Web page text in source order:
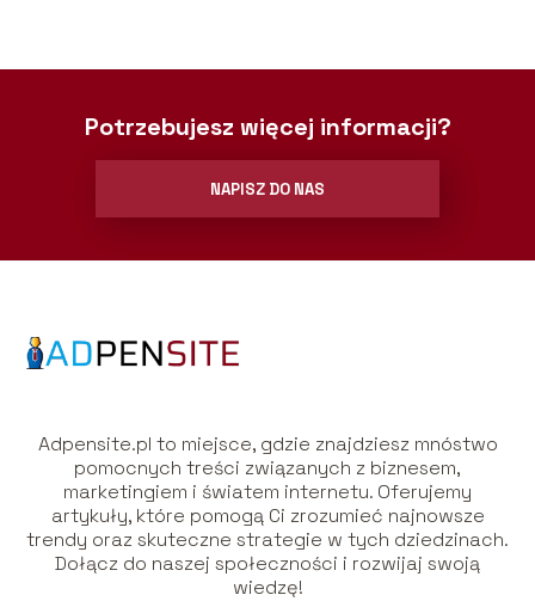
Potrzebujesz więcej informacji?
NAPISZ DO NAS
Adpensite.pl to miejsce, gdzie znajdziesz mnóstwo
pomocnych treści związanych z biznesem,
marketingiem i światem internetu. Oferujemy
artykuły, które pomogą Ci zrozumieć najnowsze
trendy oraz skuteczne strategie w tych dziedzinach.
Dołącz do naszej społeczności i rozwijaj swoją
wiedzę!